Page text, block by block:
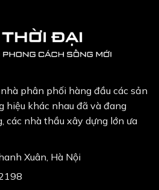
phân phối hàng đầu các sản
hiệu khác nhau đã và đang
các nhà thầu xây dựng lớn ưa
Xuân, Hà Nội